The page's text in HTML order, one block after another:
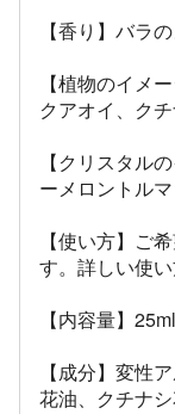
【香り】バラ
【植物のイメ
クアオイ、ク
【クリスタル
ーメロントル
【使い方】ご
す。詳しい使
【内容量】25ml
【成分】変性
花油、クチナ